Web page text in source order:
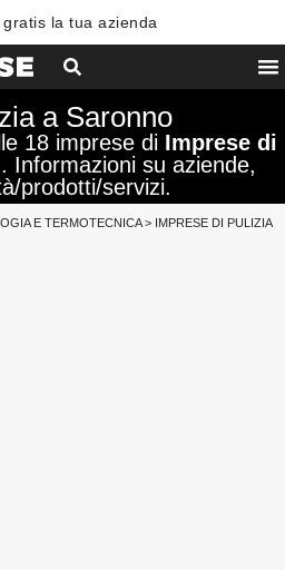
la tua azienda
a Saronno
18 imprese di Imprese di
. Informazioni su aziende,
prodotti/servizi.
E TERMOTECNICA> IMPRESE DI PULIZIA